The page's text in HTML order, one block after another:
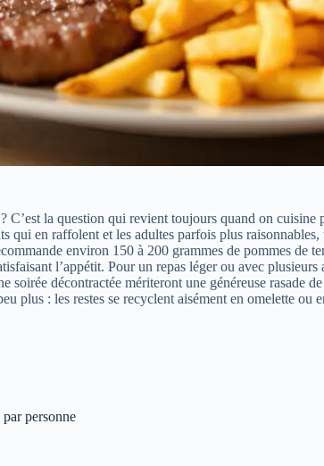
C’est la question qui revient toujours quand on cuisine
qui en raffolent et les adultes parfois plus
environ 150 à 200 grammes de pommes de
l’appétit. Pour un repas léger ou avec plusieurs
soirée décontractée mériteront une généreuse rasade
plus : les restes se recyclent aisément en omelette ou
personne